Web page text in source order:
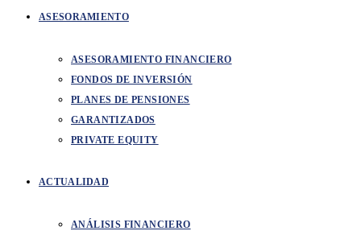
ASESORAMIENTO
ASESORAMIENTO FINANCIERO
FONDOS DE INVERSIÓN
PLANES DE PENSIONES
GARANTIZADOS
PRIVATE EQUITY
ACTUALIDAD
ANÁLISIS FINANCIERO